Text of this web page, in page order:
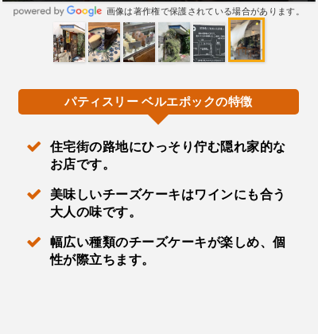
画像は著作権で保護されている場合があります。
パティスリー ベルエポックの特徴
住宅街の路地にひっそり佇む隠れ家的な
お店です。
美味しいチーズケーキはワインにも合う
大人の味です。
幅広い種類のチーズケーキが楽しめ、個
性が際立ちます。